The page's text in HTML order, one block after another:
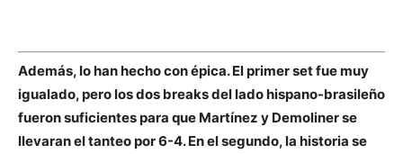
Además,lo han hecho con épica.El primer set fue muy
igualado, pero los dos breaks del lado hispano-brasileño
fueron suficientes para que Martínez y Demoliner se
llevaran el tanteo por 6-4. En el segundo, la historia se